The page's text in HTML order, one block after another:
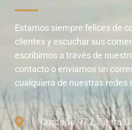
Estamos siempre felices de
clientes y escuchar sus
escribirnos a través de
contacto o enviarnos un
cualquiera de nuestras redes
Córdoba 972, Tierra